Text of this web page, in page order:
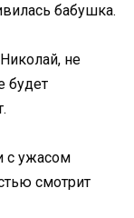
бабушка.
не
будет
с ужасом
смотрит